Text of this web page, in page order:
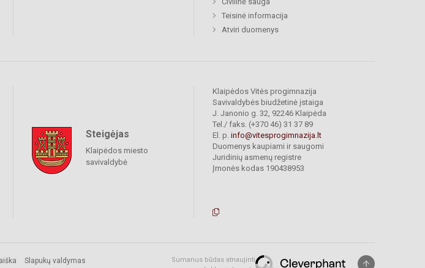
Teisinė informacija
Atviri duomenys
Steigėjas
Klaipėdos miesto
savivaldybė
Klaipėdos Vitės progimnazija
Savivaldybės biudžetinė įstaiga
J. Janonio g. 32, 92246 Klaipėda
Tel./ faks. (+370 46) 31 37 89
El. p. info@vitesprogimnazija.lt
Duomenys kaupiami ir saugomi
Juridinių asmenų registre
Įmonės kodas 190438953
Slapukų valdymas
Sumanus būdas atnaujinti